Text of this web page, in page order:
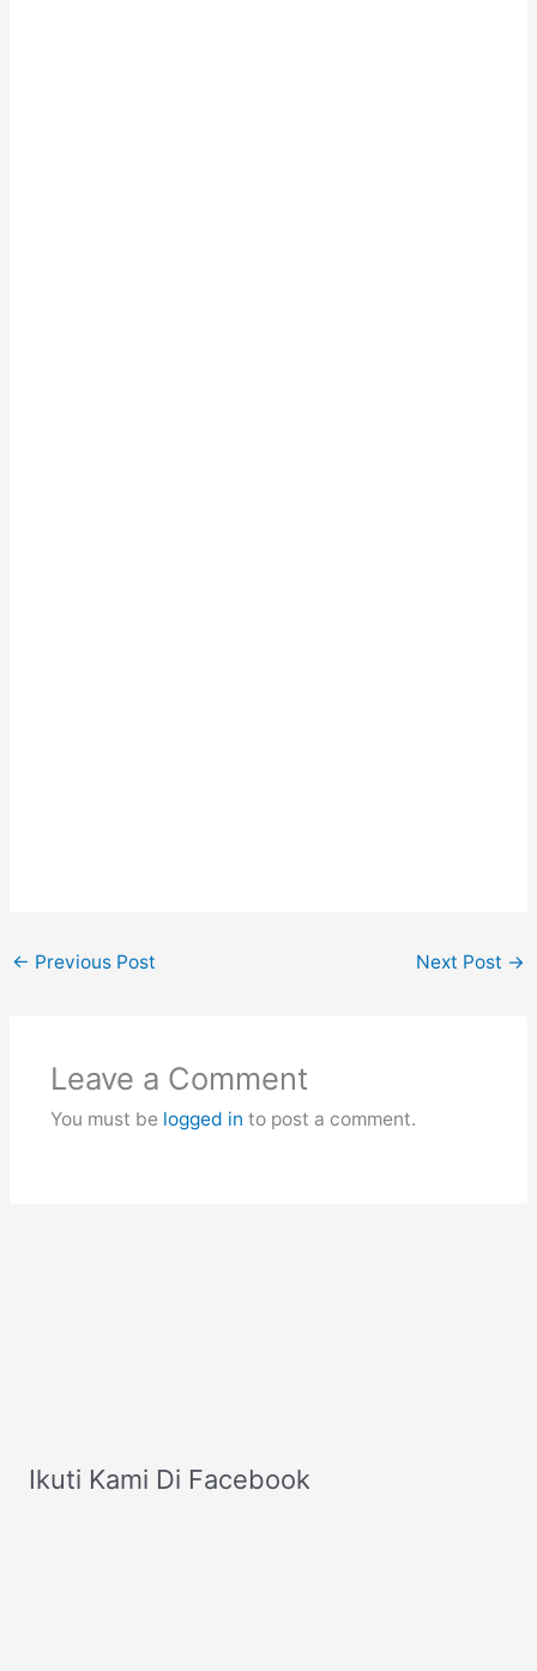
← Previous Post Next Post →
Leave a Comment
You must be logged in to post a comment.
Ikuti Kami Di Facebook